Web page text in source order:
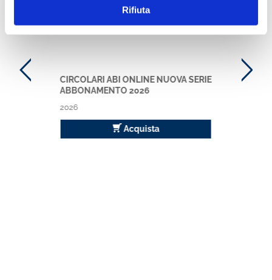
Rifiuta
CIRCOLARI ABI ONLINE NUOVA SERIE
ABBONAMENTO 2026
2026
Acquista